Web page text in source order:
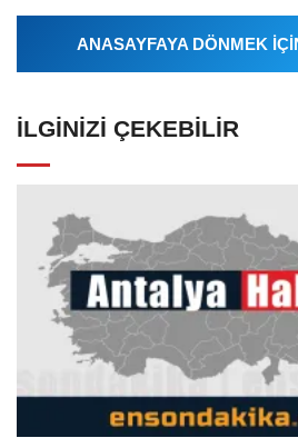
ANASAYFAYA DÖNMEK
İLGINIZI ÇEKEBILIR